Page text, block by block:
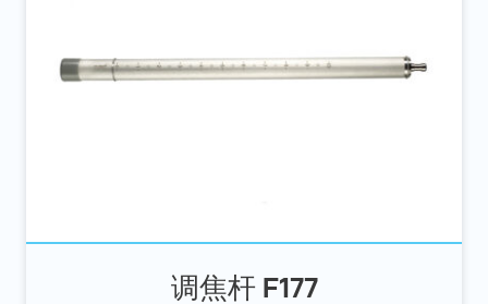
调焦杆 F177